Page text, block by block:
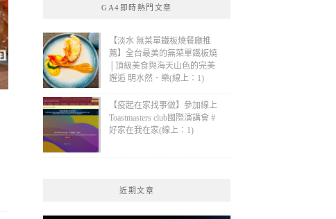
GA4即時熱門文章
【淡水 無菜單鐵板燒餐廳推
薦】全台最美的無菜單鐵板燒
│頂級美食與海天山色的完美
邂逅 明水然．樂(線上：1)
【疫起在家找事做】參加線上
Toastmasters club國際演講會 #
好家在我在家(線上：1)
近期文章